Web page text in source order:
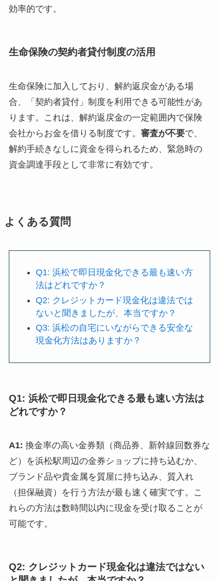
効率的です。
生命保険の契約者貸付制度の活用
生命保険に加入しており、解約返戻金がある場
合、「契約者貸付」制度を利用できる可能性があ
ります。これは、解約返戻金の一定範囲内で保険
会社からお金を借りる制度です。 審査が不要で、
解約手続きなしに資金を得られるため、緊急時の
資金調達手段として非常に有効です。
よくある質問
Q1: 浜松で即日現金化できる最も速い方
法はどれですか？
Q2: クレジットカード現金化は違法では
ないと聞きましたが、本当ですか？
Q3: 浜松の自宅にいながらできる安全な
現金化方法はありますか？
Q1: 浜松で即日現金化できる最も速い方法は
どれですか？
A1: 換金率の高い金券類（商品券、新幹線回数券な
ど）を浜松駅周辺の金券ショップに持ち込むか、
ブランド品や貴金属を質屋に持ち込み、質入れ
（担保融資）を行う方法が最も速く確実です。こ
れらの方法は数時間以内に現金を受け取ることが
可能です。
Q2: クレジットカード現金化は違法ではない